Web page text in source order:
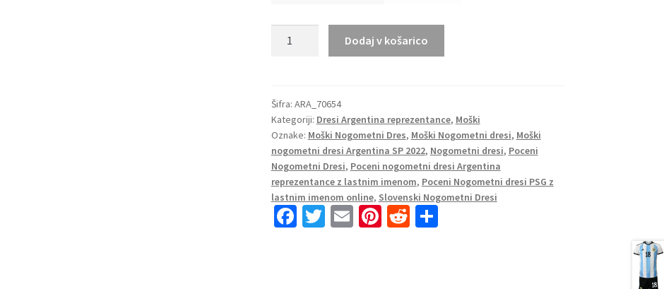
Domači
SP
2022
Kratek
Rokav
+
Kratke
hlače
Dodaj v košarico
Šifra: ARA_70654
Kategoriji: Dresi Argentina reprezentance, Moški
Oznake: Moški Nogometni Dres, Moški Nogometni dresi, Moški
nogometni dresi Argentina SP 2022, Nogometni dresi, Poceni
Nogometni Dresi, Poceni nogometni dresi Argentina
reprezentance z lastnim imenom, Poceni Nogometni dresi PSG z
lastnim imenom online, Slovenski Nogometni Dresi
Fa T E Pi R S